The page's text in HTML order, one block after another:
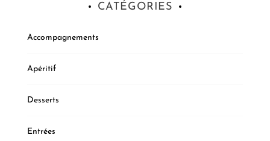
CATÉGORIES
Accompagnements
Apéritif
Desserts
Entrées